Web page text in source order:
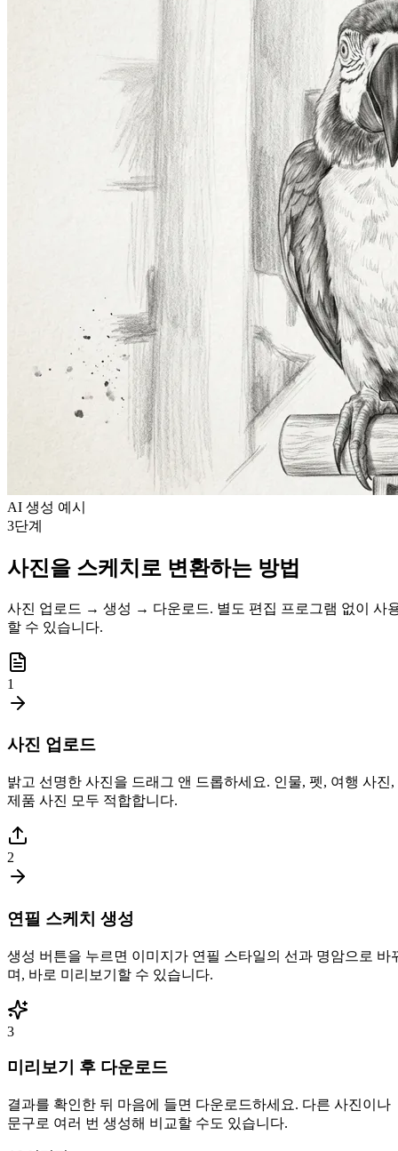
AI 생성 예시
3단계
사진을 스케치로 변환하는 방법
사진 업로드 → 생성 → 다운로드. 별도 편집 프로그램 없이 사
할 수 있습니다.
1
사진 업로드
밝고 선명한 사진을 드래그 앤 드롭하세요. 인물, 펫, 여행 사진,
제품 사진 모두 적합합니다.
2
연필 스케치 생성
생성 버튼을 누르면 이미지가 연필 스타일의 선과 명암으로 바
며, 바로 미리보기할 수 있습니다.
3
미리보기 후 다운로드
결과를 확인한 뒤 마음에 들면 다운로드하세요. 다른 사진이나
문구로 여러 번 생성해 비교할 수도 있습니다.